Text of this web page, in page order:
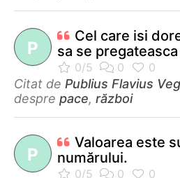
P
Cel care isi
sa se
Citat de Publius Flavius
despre pace, război
P
Valoarea este
numărului.